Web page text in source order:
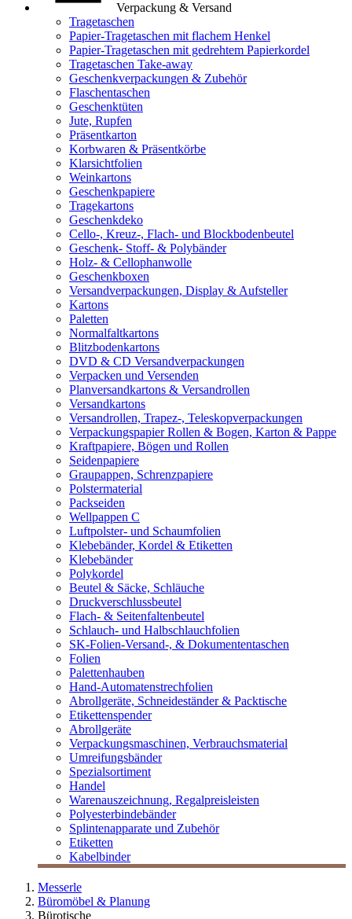
Verpackung & Versand
Tragetaschen
Papier-Tragetaschen mit flachem Henkel
Papier-Tragetaschen mit gedrehtem Papierkordel
Tragetaschen Take-away
Geschenkverpackungen & Zubehör
Flaschentaschen
Geschenktüten
Jute, Rupfen
Präsentkarton
Korbwaren & Präsentkörbe
Klarsichtfolien
Weinkartons
Geschenkpapiere
Tragekartons
Geschenkdeko
Cello-, Kreuz-, Flach- und Blockbodenbeutel
Geschenk- Stoff- & Polybänder
Holz- & Cellophanwolle
Geschenkboxen
Versandverpackungen, Display & Aufsteller
Kartons
Paletten
Normalfaltkartons
Blitzbodenkartons
DVD & CD Versandverpackungen
Verpacken und Versenden
Planversandkartons & Versandrollen
Versandkartons
Versandrollen, Trapez-, Teleskopverpackungen
Verpackungspapier Rollen & Bogen, Karton & Pappe
Kraftpapiere, Bögen und Rollen
Seidenpapiere
Graupappen, Schrenzpapiere
Polstermaterial
Packseiden
Wellpappen C
Luftpolster- und Schaumfolien
Klebebänder, Kordel & Etiketten
Klebebänder
Polykordel
Beutel & Säcke, Schläuche
Druckverschlussbeutel
Flach- & Seitenfaltenbeutel
Schlauch- und Halbschlauchfolien
SK-Folien-Versand-, & Dokumententaschen
Folien
Palettenhauben
Hand-Automatenstrechfolien
Abrollgeräte, Schneideständer & Packtische
Etikettenspender
Abrollgeräte
Verpackungsmaschinen, Verbrauchsmaterial
Umreifungsbänder
Spezialsortiment
Handel
Warenauszeichnung, Regalpreisleisten
Polyesterbindebänder
Splintenapparate und Zubehör
Etiketten
Kabelbinder
Messerle
Büromöbel & Planung
Bürotische